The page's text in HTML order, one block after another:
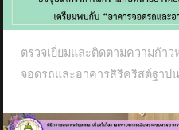
ตรวจเยี่ยมและติดตามความก้า
จอดรถและอาคารสิริคริสต์ฐาปน